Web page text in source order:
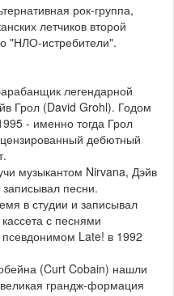
рок-группа,
летчиков второй
"НЛО-истребители".
легендарной
Грол (David Grohl). Годом
- именно тогда Грол
дебютный
музыкантом Nirvana, Дэйв
записывал песни.
в студии и записывал
с песнями
Late! в 1992
(Curt Cobain) нашли
грандж-формация